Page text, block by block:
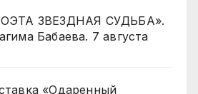
ЗВЕЗДНАЯ СУДЬБА».
Бабаева. 7 августа
«Одаренный